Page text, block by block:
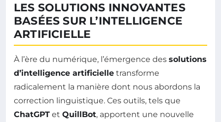
LES SOLUTIONS INNOVANTES
BASÉES SUR L’INTELLIGENCE
ARTIFICIELLE
À l’ère du numérique, l’émergence des solutions
d’intelligence artificielle transforme
radicalement la manière dont nous abordons la
correction linguistique. Ces outils, tels que
ChatGPT et QuillBot, apportent une nouvelle